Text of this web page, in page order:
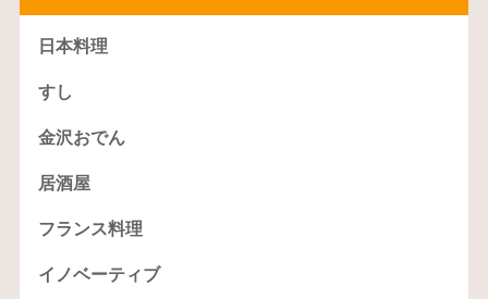
日本料理
すし
金沢おでん
居酒屋
フランス料理
イノベーティブ